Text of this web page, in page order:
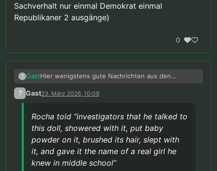
Sachverhalt nur einmal Demokrat einmal
Republikaner 2 ausgänge)
0
? GastHier wenigstens gute Nachrichten aus den
vereinigten Staaten:
sind wir zu dem Schluss gekommen, dass
(Rocha)s Verhalten – Masturbation, in
Einsamkeit, im Verborgenen und unter
Ausschluss der Öffentlichkeit – den
verfassungsrechtlichen Schutz
rechtfertigt“, der durch das Urteil des
(Übersetzt mit DeepL)
Quelle:
https://www.stripes.com/branches/air_force/2026-
03-19/airman-child-sex-doll-conviction-reversed-
21116363.html
? Gast23. März 2026, 10:08
Rocha told “investigators that he talked to
this doll, showered with it, put baby
powder on it, brushed its hair, slept with
it, and gave it the name of a real girl he
knew in middle school”